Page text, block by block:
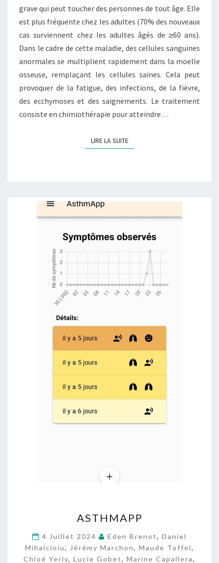
grave qui peut toucher des personnes de tout âge. Elle
est plus fréquente chez les adultes (70% des nouveaux
cas surviennent chez les adultes âgés de ≥60 ans).
Dans le cadre de cette maladie, des cellules sanguines
anormales se multiplient rapidement dans la moelle
osseuse, remplaçant les cellules saines. Cela peut
provoquer de la fatigue, des infections, de la fièvre,
des ecchymoses et des saignements. Le traitement
consiste en chimiothérapie pour atteindre…
LIRE LA SUITELIRE LA SUITE
S
H
M
ASTHMAPP
4 Juillet 2024 Eden Brenot, Daniel
Mihalcioiu, Jérémy Marchon, Maude Toffel,
Chloé Yerly, Lucie Gobet, Marine Capallera,